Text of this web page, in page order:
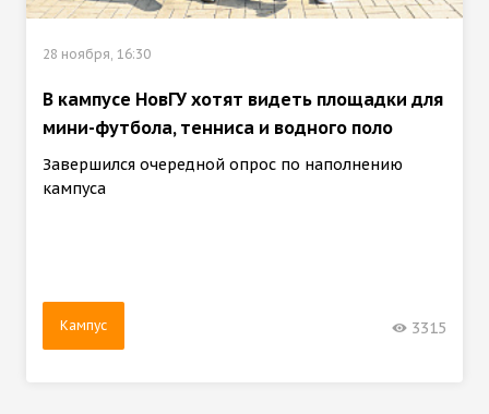
28 ноября, 16:30
В кампусе НовГУ хотят видеть площадки для
мини-футбола, тенниса и водного поло
Завершился очередной опрос по наполнению
кампуса
Кампус 3315